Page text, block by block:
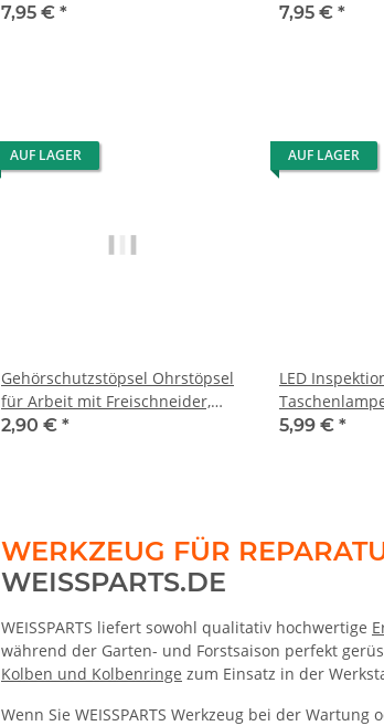
Walbro 500-13-1
7,95 € *
ZT-1
7,95 € *
AUF LAGER
Gehörschutzstöpsel Ohrstöpsel
für Arbeit mit Freischneider,
Heckenschere
2,90 € *
AUF LAGER
LED
5,99 € *
WERKZEUG FÜR
WEISSPARTS.DE
WEISSPARTS liefert sowohl qualitativ hochwertige
während der Garten- und Forstsaison perfekt
Kolben und Kolbenringe zum Einsatz in der
Wenn Sie WEISSPARTS Werkzeug bei der